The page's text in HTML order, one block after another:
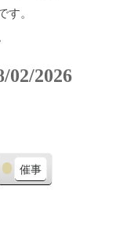
す。
02/2026
催事